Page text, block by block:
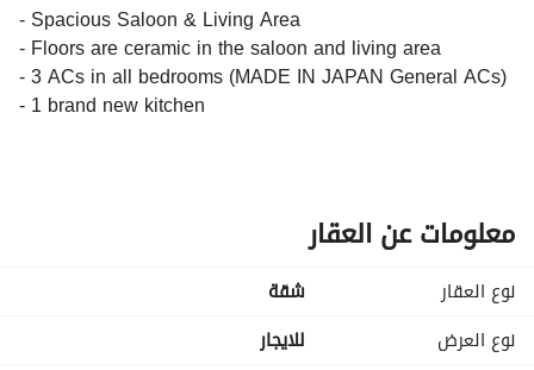
- Spacious Saloon & Living Area
- Floors are ceramic in the saloon and living area
- 3 ACs in all bedrooms (MADE IN JAPAN General ACs)
- 1 brand new kitchen
- 2 Water heaters installed in both bathrooms
Viewing is per appointment.
معلومات عن العقار
نوع العقار
شقة
نوع العرض
للايجار